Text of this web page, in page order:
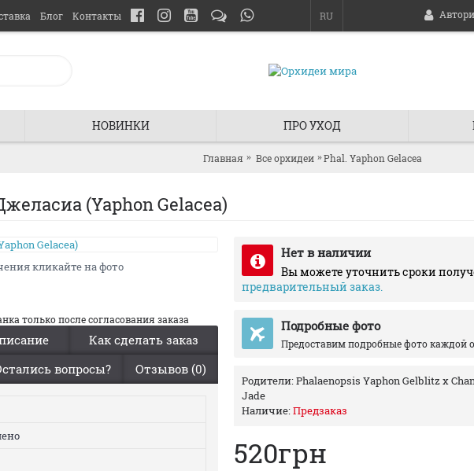
Блог Контакты RU
НОВИНКИ ПРО УХОД
Главная Все орхидеи Phal. Yaphon Gelacea
(Yaphon Gelacea)
кликайте на фото
только после согласования заказа
Как сделать заказ
вопросы? Отзывов (0)
Нет в наличии
Вы можете уточнить сроки
предварительный заказ.
Подробные фото
Предоставим подробные фото каждой
Родители:Phalaenopsis Yaphon Gelblitz x
Jade
Наличие:Предзаказ
520грн